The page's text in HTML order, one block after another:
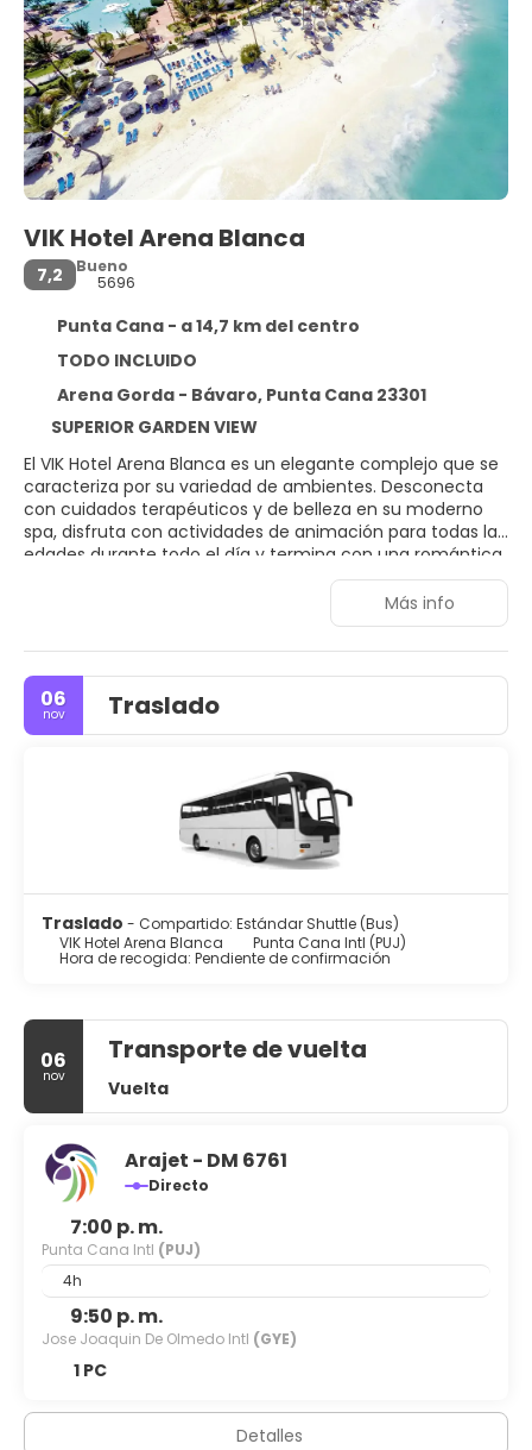
VIK Hotel Arena Blanca
7,2
Bueno
5696
Punta Cana - a 14,7 km del centro
TODO INCLUIDO
Arena Gorda - Bávaro, Punta Cana 23301
SUPERIOR GARDEN VIEW
El VIK Hotel Arena Blanca es un elegante complejo que se
caracteriza por su variedad de ambientes. Desconecta
con cuidados terapéuticos y de belleza en su moderno
spa, disfruta con actividades de animación para todas las
edades durante todo el día y termina con una romántica
cena bajo las estrellas en la playa caribeña que rodea al
hotel. Las múltiples opcines de diversión y ocio del hotel
incluyen todo tipo de deportes al aire libre y en el mar y
Más info
06
nov Traslado
Traslado - Compartido: Estándar Shuttle (Bus)
VIK Hotel Arena Blanca
Punta Cana Intl (PUJ)
Hora de recogida: Pendiente de confirmación
06
nov
Transporte de vuelta
Vuelta
Arajet - DM 6761
Directo
7:00 p. m.
Punta Cana Intl (PUJ)
4h
9:50 p. m.
Jose Joaquin De Olmedo Intl (GYE)
1 PC
Detalles